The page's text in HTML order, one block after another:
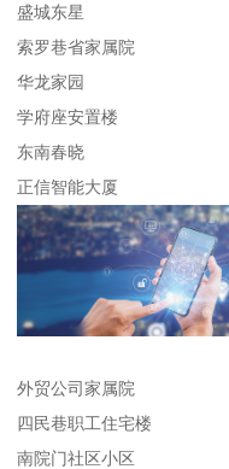
盛城东星
索罗巷省家属院
华龙家园
学府座安置楼
东南春晓
正信智能大厦
外贸公司家属院
四民巷职工住宅楼
南院门社区小区